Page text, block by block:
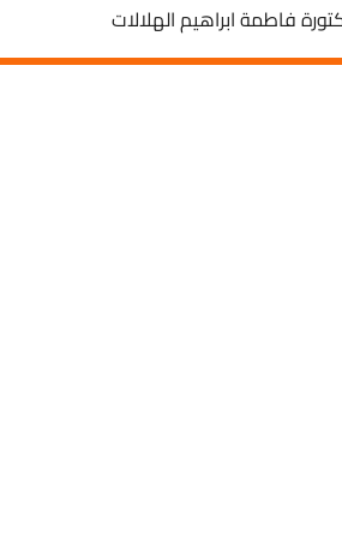
فاطمة ابراهيم الهلالات